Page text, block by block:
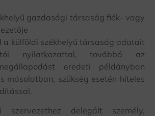
gazdasági társaság fiók- vagy
a külföldi székhelyű társaság adatait
nyilatkozattal, továbbá az
eredeti példányban
másolatban, szükség esetén hiteles
szervezethez delegált személy,